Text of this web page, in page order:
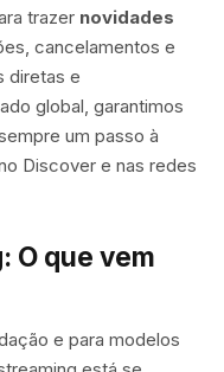
trazer novidades
cancelamentos e
diretas e
global, garantimos
um passo à
Discover e nas redes
O que vem
e para modelos